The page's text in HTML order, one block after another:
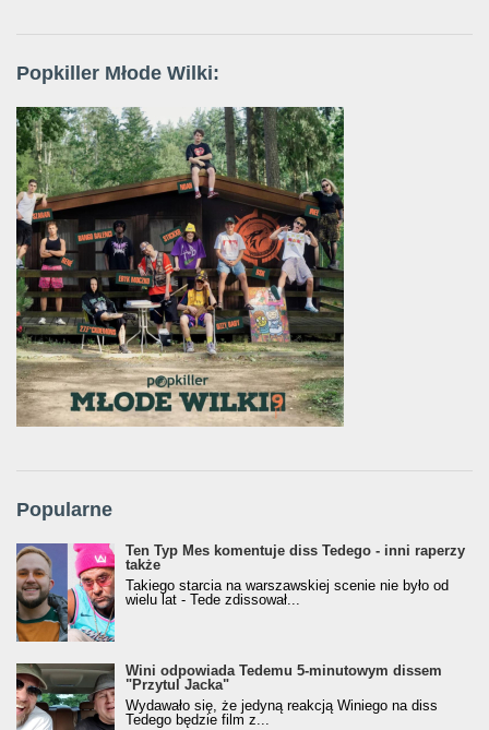
Popkiller Młode Wilki:
Popularne
Ten Typ Mes komentuje diss Tedego - inni raperzy
także
Takiego starcia na warszawskiej scenie nie było od
wielu lat - Tede zdissował...
Wini odpowiada Tedemu 5-minutowym dissem
"Przytul Jacka"
Wydawało się, że jedyną reakcją Winiego na diss
Tedego będzie film z...